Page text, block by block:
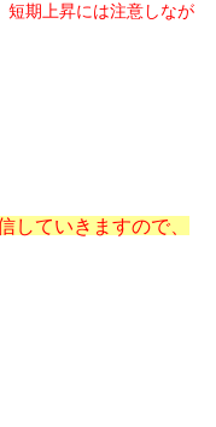
短期上昇には注意しなが
していきますので、